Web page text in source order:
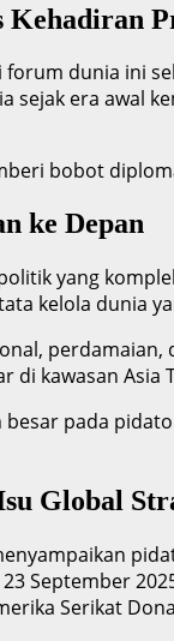
dunia ini
era awal
bobot
ke Depan
yang
kelola dunia
di kawasan Asia
pada
Global
September
Serikat